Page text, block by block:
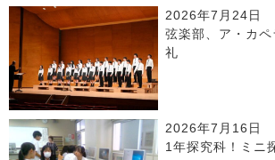
2026年7月24日
弦楽部、ア・カ
礼
2026年7月16日
1年探究科！ミニ